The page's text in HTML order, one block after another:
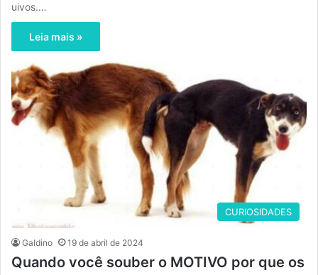
uivos.…
Leia mais »
CURIOSIDADES
Galdino 19 de abril de 2024
Quando você souber o MOTIVO por que os